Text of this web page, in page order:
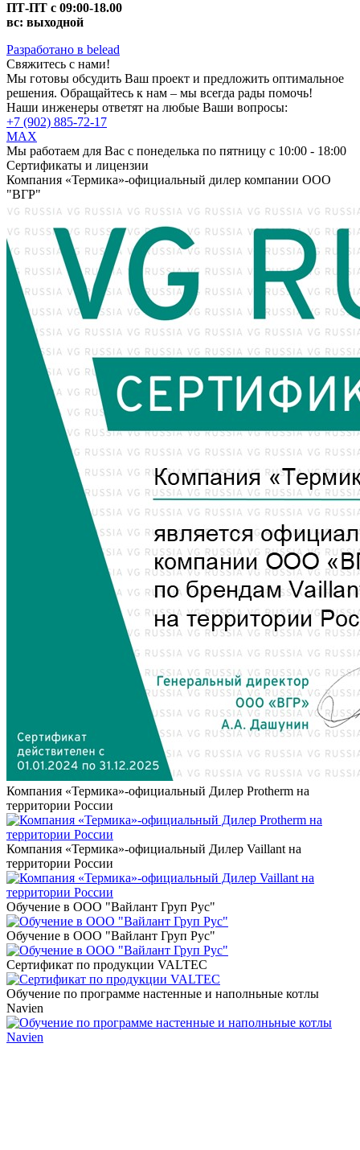
ПТ-ПТ с 09:00-18.00
вс: выходной
Разработано в belead
Свяжитесь с нами!
Мы готовы обсудить Ваш проект и предложить оптимальное
решения. Обращайтесь к нам – мы всегда рады помочь!
Наши инженеры ответят на любые Ваши вопросы:
+7 (902) 885-72-17
MAX
Мы работаем для Вас с понеделька по пятницу с 10:00 - 18:00
Сертификаты и лицензии
Компания «Термика»-официальный дилер компании ООО
"ВГР"
Компания «Термика»-официальный Дилер Protherm на
территории России
Компания «Термика»-официальный Дилер Vaillant на
территории России
Обучение в ООО "Вайлант Груп Рус"
Обучение в ООО "Вайлант Груп Рус"
Сертификат по продукции VALTEC
Обучение по программе настенные и наполньные котлы
Navien